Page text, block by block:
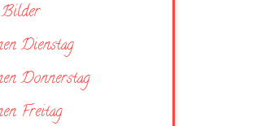
Dienstag
Donnerstag
Freitag